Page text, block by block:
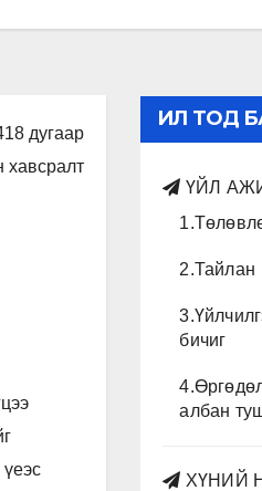
дугаар
хавсралт
ИЛ ТОД
ҮЙЛ
2.Тайлан
бичиг
албан
ХҮНИЙ